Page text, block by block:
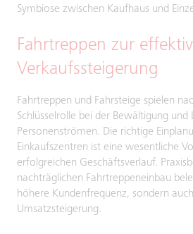
Symbiose zwischen Kaufhaus und
Fahrtreppen zur
Verkaufssteigerung
Fahrtreppen und Fahrsteige spielen
Schlüsselrolle bei der Bewältigung und
Personenströmen. Die richtige
Einkaufszentren ist eine wesentliche
erfolgreichen Geschäftsverlauf.
nachträglichen Fahrtreppeneinbau
höhere Kundenfrequenz, sondern
Umsatzsteigerung.